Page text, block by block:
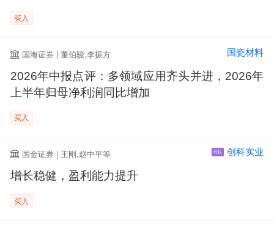
买入
国海证券 | 董伯骏,李振方 国瓷材料
2026年中报点评：多领域应用齐头并进，2026年
上半年归母净利润同比增加
买入
国金证券 | 王刚,赵中平等 HK 创科实业
增长稳健，盈利能力提升
买入